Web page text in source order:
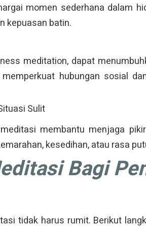
momen sederhana dalam
kepuasan batin.
meditation, dapat
hubungan sosial
Sulit
membantu menjaga
kesedihan, atau rasa
Bagi
tidak harus rumit. Berikut